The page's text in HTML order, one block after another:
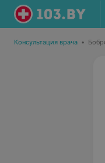
Консультация врача •